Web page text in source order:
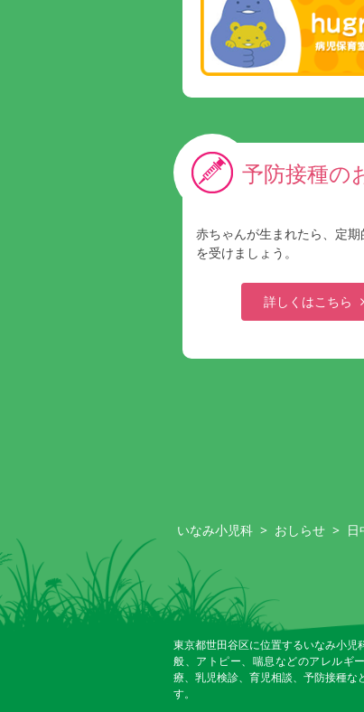
予防接種の
赤ちゃんが生まれたら、定
を受けましょう。
詳しくはこちら
いなみ小児科 > おしらせ >
東京都世田谷区に位置するいなみ小児
般、アトピー、喘息などのアレルギ
療、乳児検診、育児相談、予防接種な
す。